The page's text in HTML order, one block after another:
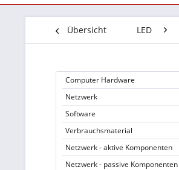
Übersicht LED
Computer Hardware
Netzwerk
Software
Verbrauchsmaterial
Netzwerk - aktive Komponenten
Netzwerk - passive Komponenten